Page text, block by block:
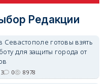
Редакции
Севастополе готовы взять
для защиты города от
0 8978